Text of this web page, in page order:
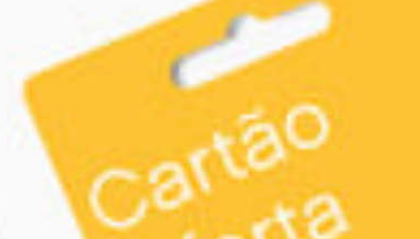
cinema